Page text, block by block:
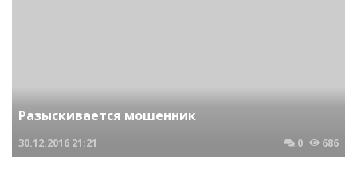
Разыскивается мошенник
30.12.2016 21:21 0 686